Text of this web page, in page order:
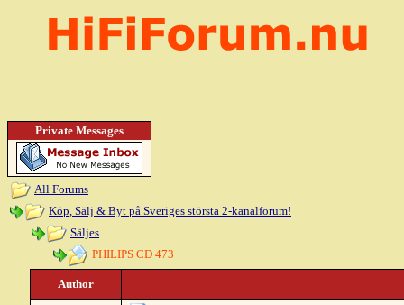
Private Messages
All Forums
Köp, Sälj & Byt på Sveriges största 2-kanalforum!
Säljes
PHILIPS CD 473
Author